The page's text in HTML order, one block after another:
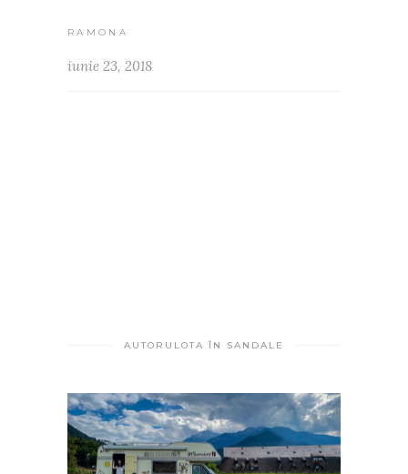
RAMONA
iunie 23, 2018
AUTORULOTA ÎN SANDALE